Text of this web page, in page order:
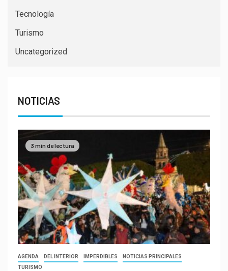
Tecnología
Turismo
Uncategorized
NOTICIAS
3 min de lectura
AGENDA DEL INTERIOR IMPERDIBLES
NOTICIAS PRINCIPALES
TURISMO